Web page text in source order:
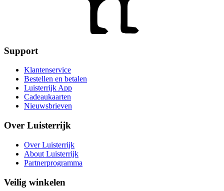
Support
Klantenservice
Bestellen en betalen
Luisterrijk App
Cadeaukaarten
Nieuwsbrieven
Over Luisterrijk
Over Luisterrijk
About Luisterrijk
Partnerprogramma
Veilig winkelen